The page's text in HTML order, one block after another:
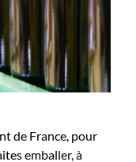
de France, pour
emballer, à